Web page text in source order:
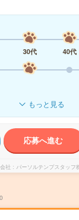
30代 40代
もっと見る
応募へ進む
社 パーソルテンプスタッフ